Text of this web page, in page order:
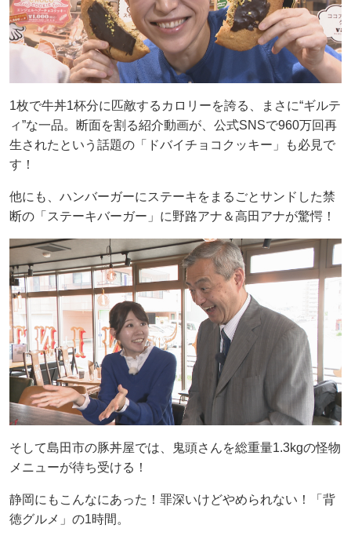
1枚で牛丼1杯分に匹敵するカロリーを誇る、まさに“ギルテ
ィ”な一品。断面を割る紹介動画が、公式SNSで960万回再
生されたという話題の「ドバイチョコクッキー」も必見で
す！
他にも、ハンバーガーにステーキをまるごとサンドした禁
断の「ステーキバーガー」に野路アナ＆高田アナが驚愕！
そして島田市の豚丼屋では、鬼頭さんを総重量1.3kgの怪物
メニューが待ち受ける！
静岡にもこんなにあった！罪深いけどやめられない！「背
徳グルメ」の1時間。